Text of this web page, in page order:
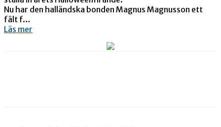
Nu har den halländska bonden Magnus Magnusson ett
fält f…
Läs mer